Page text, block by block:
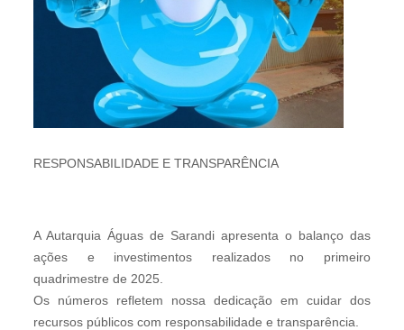
RESPONSABILIDADE E TRANSPARÊNCIA
A Autarquia Águas de Sarandi apresenta o balanço das
ações e investimentos realizados no primeiro
quadrimestre de 2025.
Os números refletem nossa dedicação em cuidar dos
recursos públicos com responsabilidade e transparência.